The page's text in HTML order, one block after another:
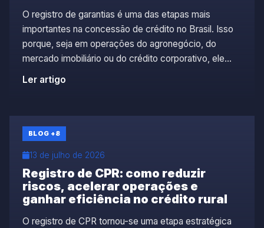
O registro de garantias é uma das etapas mais
importantes na concessão de crédito no Brasil. Isso
porque, seja em operações do agronegócio, do
mercado imobiliário ou do crédito corporativo, ele
garante que os bens oferecidos como garantia
estejam formalmente constituídos, proporcionando
disso, à medida que o mercado […]
Ler artigo
BLOG +8
13 de julho de 2026
Registro de CPR: como reduzir
riscos, acelerar operações e
ganhar eficiência no crédito rural
O registro de CPR tornou-se uma etapa estratégica